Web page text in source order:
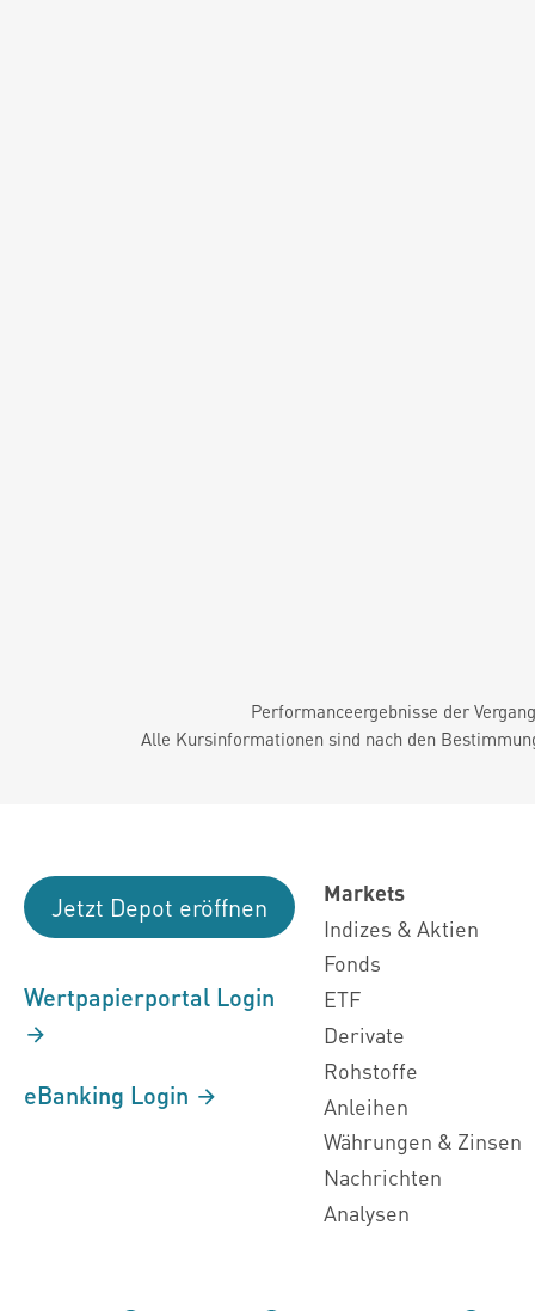
Performanceergebnisse der
Alle Kursinformationen sind nach den
Jetzt Depot eröffnen
Wertpapierportal Login
eBanking Login
Markets
Indizes & Aktien
Fonds
ETF
Derivate
Rohstoffe
Anleihen
Währungen & Zinsen
Nachrichten
Analysen